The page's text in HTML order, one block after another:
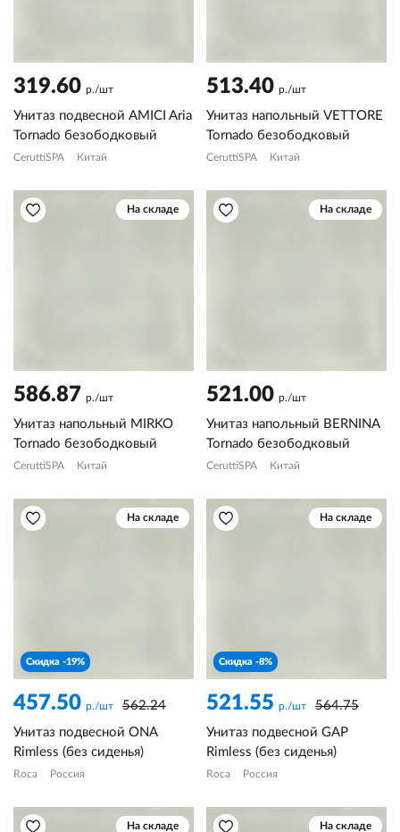
319.60 р./шт
Унитаз подвесной AMICI Aria
Tornado безободковый
CeruttiSPA Китай
513.40 р./шт
Унитаз напольный VETTORE
Tornado безободковый
CeruttiSPA Китай
На складе
586.87 р./шт
Унитаз напольный MIRKO
Tornado безободковый
CeruttiSPA Китай
На складе
521.00 р./шт
Унитаз напольный BERNINA
Tornado безободковый
CeruttiSPA Китай
На складе
Скидка -19%
457.50 р./шт
562.24
Унитаз подвесной ONA
Rimless (без сиденья)
Roca Россия
На складе
Скидка -8%
521.55 р./шт
564.75
Унитаз подвесной GAP
Rimless (без сиденья)
Roca Россия
На складе На складе